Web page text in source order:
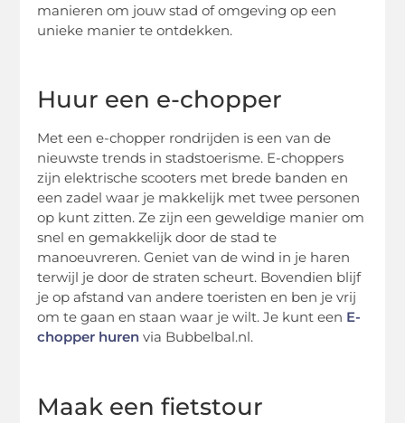
manieren om jouw stad of omgeving op een
unieke manier te ontdekken.
Huur een e-chopper
Met een e-chopper rondrijden is een van de
nieuwste trends in stadstoerisme. E-choppers
zijn elektrische scooters met brede banden en
een zadel waar je makkelijk met twee personen
op kunt zitten. Ze zijn een geweldige manier om
snel en gemakkelijk door de stad te
manoeuvreren. Geniet van de wind in je haren
terwijl je door de straten scheurt. Bovendien blijf
je op afstand van andere toeristen en ben je vrij
om te gaan en staan waar je wilt. Je kunt een E-
chopper huren via Bubbelbal.nl.
Maak een fietstour